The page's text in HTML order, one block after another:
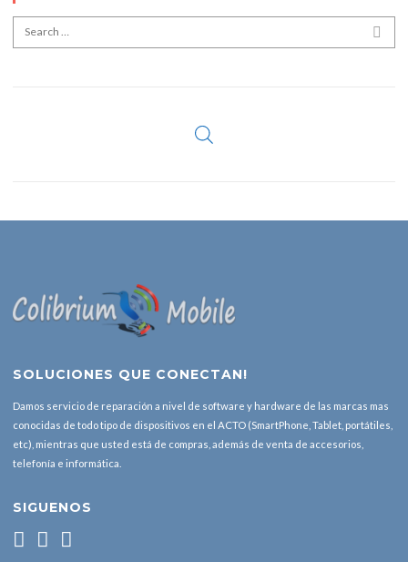
Search for:
SOLUCIONES QUE CONECTAN!
Damos servicio de reparación a nivel de software y hardware de las marcas mas
conocidas de todo tipo de dispositivos en el ACTO (SmartPhone, Tablet, portátiles,
etc), mientras que usted está de compras, además de venta de accesorios,
telefonía e informática.
SIGUENOS